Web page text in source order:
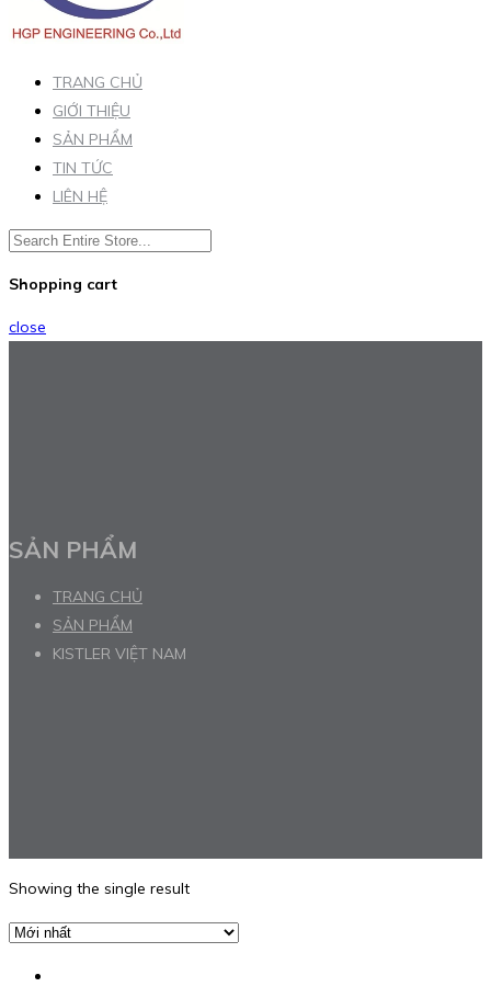
TRANG CHỦ
GIỚI THIỆU
SẢN PHẨM
TIN TỨC
LIÊN HỆ
Shopping cart
close
SẢN PHẨM
TRANG CHỦ
SẢN PHẨM
KISTLER VIỆT NAM
Showing the single result